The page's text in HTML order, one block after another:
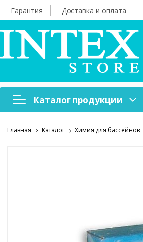
Гарантия Доставка и оплата
Каталог продукции
Надувная мебель
Воздушные насосы
Главная Каталог Химия для бассейнов